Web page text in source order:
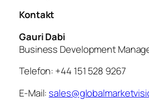
Kontakt
Gauri Dabi
Business Development
Telefon: +44 151 528 9267
E-Mail: